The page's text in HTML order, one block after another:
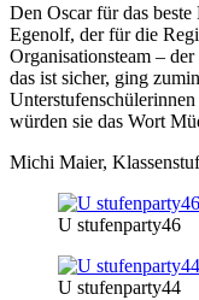
Den Oscar für das
Egenolf, der für die
Organisationsteam –
das ist sicher, ging
würden sie das Wort
Michi Maier,
U stufenparty46
U stufenparty44